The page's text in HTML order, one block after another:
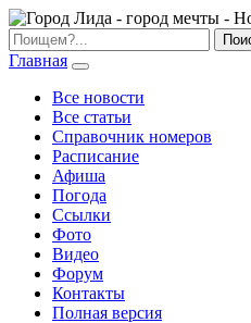
Главная
Все новости
Все статьи
Справочник номеров
Расписание
Афиша
Погода
Ссылки
Фото
Видео
Форум
Контакты
Полная версия